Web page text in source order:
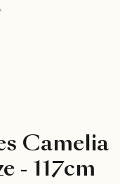
Camelia
- 117cm